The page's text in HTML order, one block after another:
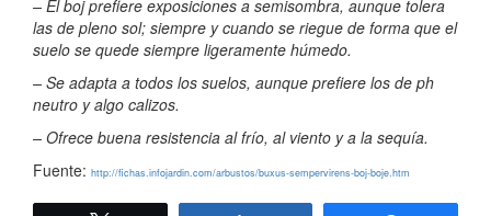
– El boj prefiere exposiciones a semisombra, aunque tolera
las de pleno sol; siempre y cuando se riegue de forma que el
suelo se quede siempre ligeramente húmedo.
– Se adapta a todos los suelos, aunque prefiere los de ph
neutro y algo calizos.
– Ofrece buena resistencia al frío, al viento y a la sequía.
Fuente: http://fichas.infojardin.com/arbustos/buxus-sempervirens-boj-boje.htm